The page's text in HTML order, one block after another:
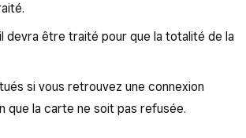
devra être traité pour que la totalité de la
si vous retrouvez une connexion
que la carte ne soit pas refusée.